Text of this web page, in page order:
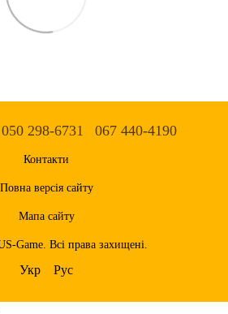
050 298-6731 067 440-4190
Контакти
Повна версія сайту
Мапа сайту
Game. Всі права захищені.
Укр Рус